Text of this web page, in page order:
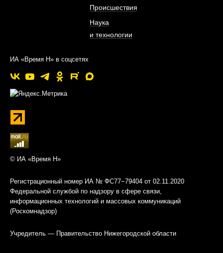
Происшествия
Наука
и технологии
ИА «Время Н» в соцсетях
© ИА «Время Н»
Регистрационный номер ИА № ФС77−79404 от 02.11.2020
Федеральной службой по надзору в сфере связи,
информационных технологий и массовых коммуникаций
(Роскомнадзор)
Учредитель — Правительство Нижегородской области